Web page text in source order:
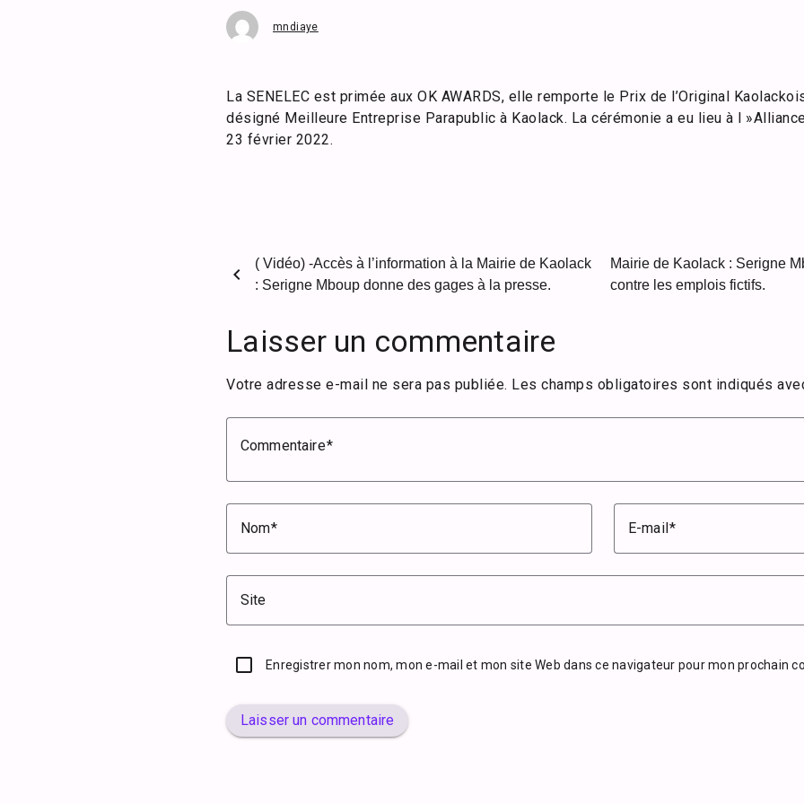
mndiaye
La SENELEC est primée aux OK AWARDS, elle remporte le Prix de l’Original
désigné Meilleure Entreprise Parapublic à Kaolack. La cérémonie a eu lieu à l
23 février 2022.
chevron_left
( Vidéo) -Accès à l’information à la Mairie de Kaolack
: Serigne Mboup donne des gages à la presse.
Mairie de Kaolack : Serigne
contre les emplois fictifs.
Laisser un commentaire
Votre adresse e-mail ne sera pas publiée. Les champs obligatoires sont indiqués
Commentaire
Nom E-mail
Site
Enregistrer mon nom, mon e-mail et mon site Web dans ce navigateur pour mon prochain
Laisser un commentaire